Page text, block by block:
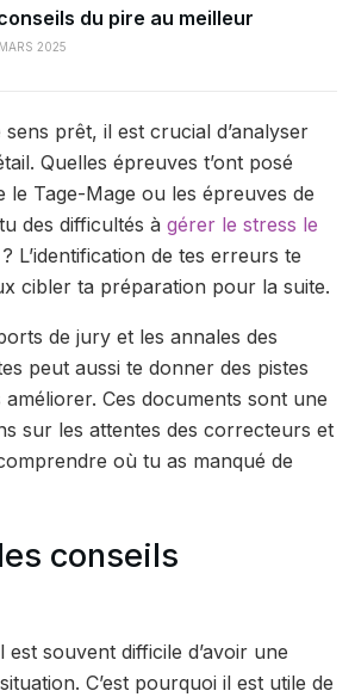
du pire au meilleur
2025
prêt, il est crucial d’analyser
Quelles épreuves t’ont posé
le Tage-Mage ou les épreuves de
des difficultés à gérer le stress le
? L’identification de tes erreurs te
cibler ta préparation pour la suite.
de jury et les annales des
peut aussi te donner des pistes
Ces documents sont une
sur les attentes des correcteurs et
où tu as manqué de
conseils
souvent difficile d’avoir une
C’est pourquoi il est utile de